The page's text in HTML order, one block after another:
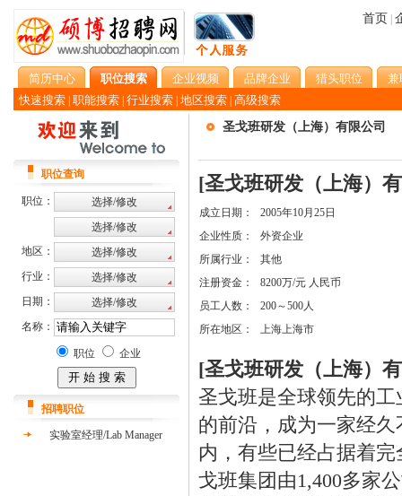
首页
简历中心 职位搜索 企业视频 品牌企业 猎头职位
兼
快速搜索 职能搜索 行业搜索 地区搜索 高级搜索
职位查询
职位：
地区：
行业：
日期：
名称：
职位 企业
招聘职位
实验室经理/Lab Manager
圣戈班研发（上海）有限公司
[圣戈班研发（上海）
成立日期：
2005年10月25日
企业性质：
外资企业
所属行业：
其他
注册资金：
8200万/元 人民币
员工人数：
200～500人
所在地区：
上海上海市
[圣戈班研发（上海）
圣戈班是全球领先的
的前沿，成为一家经
内，有些已经占据着
戈班集团由1,400多家